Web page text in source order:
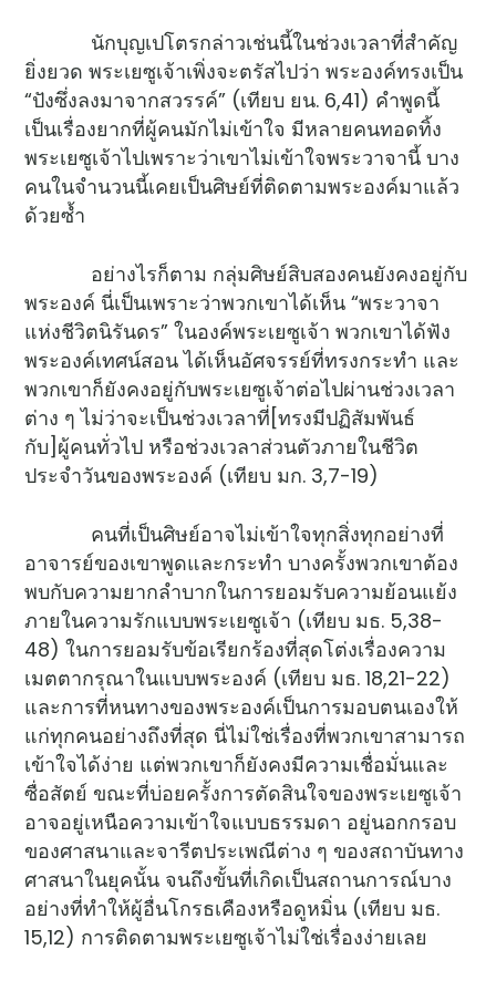
นักบุญเปโตรกล่าวเช่นนี้ในช่วงเวลาที่สำคัญ
ยิ่งยวด พระเยซูเจ้าเพิ่งจะตรัสไปว่า พระองค์ทรงเป็น
“ปังซึ่งลงมาจากสวรรค์” (เทียบ ยน. 6,41) คำพูดนี้
เป็นเรื่องยากที่ผู้คนมักไม่เข้าใจ มีหลายคนทอดทิ้ง
พระเยซูเจ้าไปเพราะว่าเขาไม่เข้าใจพระวาจานี้ บาง
คนในจำนวนนี้เคยเป็นศิษย์ที่ติดตามพระองค์มาแล้ว
ด้วยซ้ำ
อย่างไรก็ตาม กลุ่มศิษย์สิบสองคนยังคงอยู่กับ
พระองค์ นี่เป็นเพราะว่าพวกเขาได้เห็น “พระวาจา
แห่งชีวิตนิรันดร” ในองค์พระเยซูเจ้า พวกเขาได้ฟัง
พระองค์เทศน์สอน ได้เห็นอัศจรรย์ที่ทรงกระทำ และ
พวกเขาก็ยังคงอยู่กับพระเยซูเจ้าต่อไปผ่านช่วงเวลา
ต่าง ๆ ไม่ว่าจะเป็นช่วงเวลาที่[ทรงมีปฏิสัมพันธ์
กับ]ผู้คนทั่วไป หรือช่วงเวลาส่วนตัวภายในชีวิต
ประจำวันของพระองค์ (เทียบ มก. 3,7-19)
คนที่เป็นศิษย์อาจไม่เข้าใจทุกสิ่งทุกอย่างที่
อาจารย์ของเขาพูดและกระทำ บางครั้งพวกเขาต้อง
พบกับความยากลำบากในการยอมรับความย้อนแย้ง
ภายในความรักแบบพระเยซูเจ้า (เทียบ มธ. 5,38-
48) ในการยอมรับข้อเรียกร้องที่สุดโต่งเรื่องความ
เมตตากรุณาในแบบพระองค์ (เทียบ มธ. 18,21-22)
และการที่หนทางของพระองค์เป็นการมอบตนเองให้
แก่ทุกคนอย่างถึงที่สุด นี่ไม่ใช่เรื่องที่พวกเขาสามารถ
เข้าใจได้ง่าย แต่พวกเขาก็ยังคงมีความเชื่อมั่นและ
ซื่อสัตย์ ขณะที่บ่อยครั้งการตัดสินใจของพระเยซูเจ้า
อาจอยู่เหนือความเข้าใจแบบธรรมดา อยู่นอกกรอบ
ของศาสนาและจารีตประเพณีต่าง ๆ ของสถาบันทาง
ศาสนาในยุคนั้น จนถึงขั้นที่เกิดเป็นสถานการณ์บาง
อย่างที่ทำให้ผู้อื่นโกรธเคืองหรือดูหมิ่น (เทียบ มธ.
15,12) การติดตามพระเยซูเจ้าไม่ใช่เรื่องง่ายเลย